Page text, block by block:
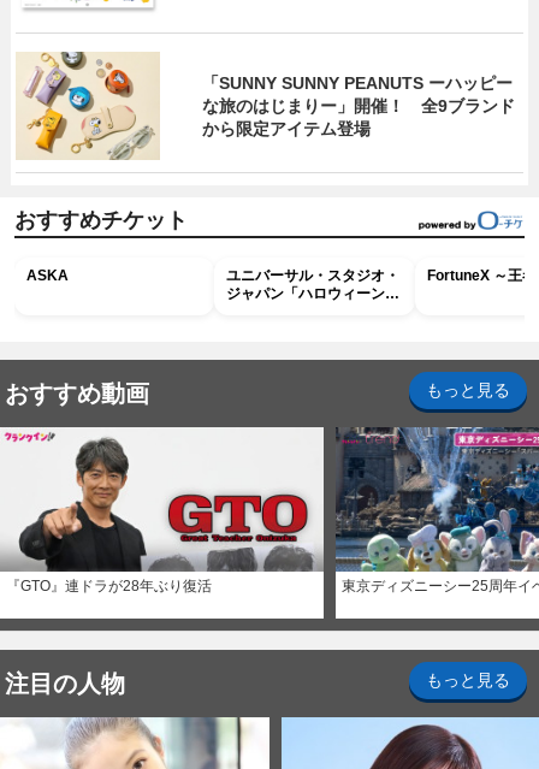
「SUNNY SUNNY PEANUTS ーハッピー
な旅のはじまりー」開催！ 全9ブランド
から限定アイテム登場
おすすめチケット
ASKA
ユニバーサル・スタジオ・
ジャパン「ハロウィーン・
FortuneX ～王
おすすめ動画 もっと見る
『GTO』連ドラが28年ぶり復活 東京ディズニーシー25周年イ
注目の人物 もっと見る